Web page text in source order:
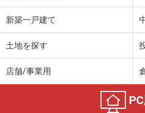
新築一戸建て
土地を探す
店舗/事業用